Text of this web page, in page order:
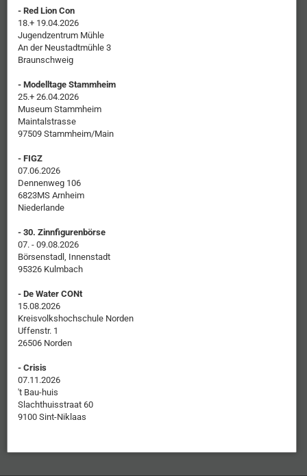
- Red Lion Con
18.+ 19.04.2026
Jugendzentrum Mühle
An der Neustadtmühle 3
Braunschweig
- Modelltage Stammheim
25.+ 26.04.2026
Museum Stammheim
Maintalstrasse
97509 Stammheim/Main
- FIGZ
07.06.2026
Dennenweg 106
6823MS Arnheim
Niederlande
- 30. Zinnfigurenbörse
07. - 09.08.2026
Börsenstadl, Innenstadt
95326 Kulmbach
- De Water CONt
15.08.2026
Kreisvolkshochschule Norden
Uffenstr. 1
26506 Norden
- Crisis
07.11.2026
't Bau-huis
Slachthuisstraat 60
9100 Sint-Niklaas